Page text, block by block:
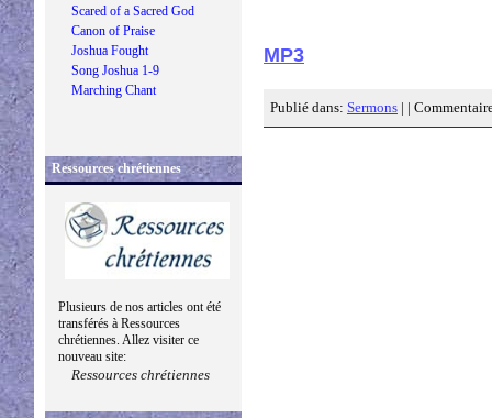
Scared of a Sacred God
Canon of Praise
Joshua Fought
Song Joshua 1-9
Marching Chant
Ressources chrétiennes
Plusieurs de nos articles ont été
transférés à Ressources
chrétiennes. Allez visiter ce
nouveau site:
Ressources chrétiennes
MP3
Publié dans: Sermons | |